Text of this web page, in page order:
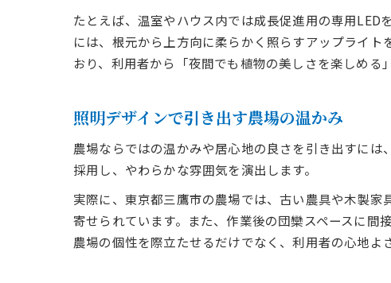
たとえば、温室やハウス内では成長促進用の専用
には、根元から上方向に柔らかく照らすアップライ
おり、利用者から「夜間でも植物の美しさを楽しめる
照明デザインで引き出す農場の温かみ
農場ならではの温かみや居心地の良さを引き出すに
採用し、やわらかな雰囲気を演出します。
実際に、東京都三鷹市の農場では、古い農具や木製
寄せられています。また、作業後の団欒スペースに間
農場の個性を際立たせるだけでなく、利用者の心地よ